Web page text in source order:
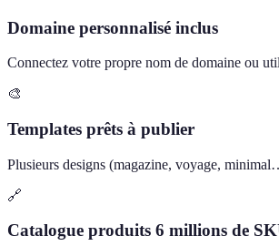
Domaine personnalisé inclus
Connectez votre propre nom de domaine ou
🎨
Templates prêts à publier
Plusieurs designs (magazine, voyage,
🔗
Catalogue produits 6 millions de